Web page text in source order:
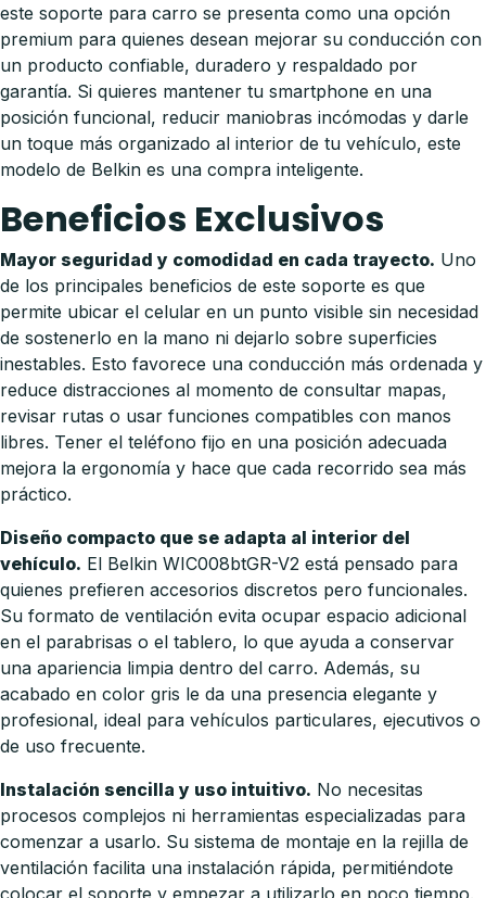
este soporte para carro se presenta como una opción
premium para quienes desean mejorar su conducción con
un producto confiable, duradero y respaldado por
garantía. Si quieres mantener tu smartphone en una
posición funcional, reducir maniobras incómodas y darle
un toque más organizado al interior de tu vehículo, este
modelo de Belkin es una compra inteligente.
Beneficios Exclusivos
Mayor seguridad y comodidad en cada trayecto. Uno
de los principales beneficios de este soporte es que
permite ubicar el celular en un punto visible sin necesidad
de sostenerlo en la mano ni dejarlo sobre superficies
inestables. Esto favorece una conducción más ordenada y
reduce distracciones al momento de consultar mapas,
revisar rutas o usar funciones compatibles con manos
libres. Tener el teléfono fijo en una posición adecuada
mejora la ergonomía y hace que cada recorrido sea más
práctico.
Diseño compacto que se adapta al interior del
vehículo. El Belkin WIC008btGR-V2 está pensado para
quienes prefieren accesorios discretos pero funcionales.
Su formato de ventilación evita ocupar espacio adicional
en el parabrisas o el tablero, lo que ayuda a conservar
una apariencia limpia dentro del carro. Además, su
acabado en color gris le da una presencia elegante y
profesional, ideal para vehículos particulares, ejecutivos o
de uso frecuente.
Instalación sencilla y uso intuitivo. No necesitas
procesos complejos ni herramientas especializadas para
comenzar a usarlo. Su sistema de montaje en la rejilla de
ventilación facilita una instalación rápida, permitiéndote
colocar el soporte y empezar a utilizarlo en poco tiempo.